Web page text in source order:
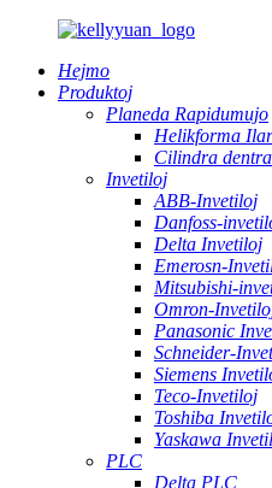
Hejmo
Produktoj
Planeda Rapidumujo
Helikforma
Cilindra
Invetiloj
ABB-Invetiloj
Danfoss-
Delta Invetiloj
Emerosn-
Mitsubishi-
Omron-
Panasonic
Schneider-
Siemens
Teco-Invetiloj
Toshiba
Yaskawa
PLC
Delta PLC